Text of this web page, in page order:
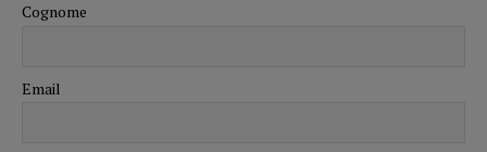
Cognome
Email